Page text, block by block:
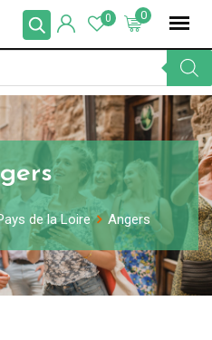
0
0
de la Loire Angers